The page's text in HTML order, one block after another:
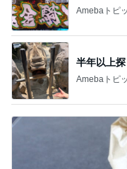
Amebaトピ
半年以上
Amebaトピ